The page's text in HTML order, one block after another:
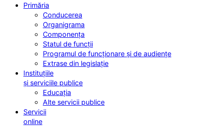
Primăria
Conducerea
Organigrama
Componența
Statul de funcții
Programul de funcționare și de audiențe
Extrase din legislație
Instituțiile
și serviciile publice
Educația
Alte servicii publice
Servicii
online